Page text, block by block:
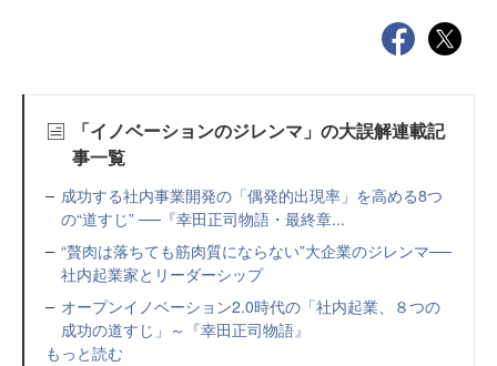
「イノベーションのジレンマ」の大誤解連載記
事一覧
成功する社内事業開発の「偶発的出現率」を高める8つ
の“道すじ” ──『幸田正司物語・最終章...
“贅肉は落ちても筋肉質にならない”大企業のジレンマ──
社内起業家とリーダーシップ
オープンイノベーション2.0時代の「社内起業、８つの
成功の道すじ」～『幸田正司物語』
もっと読む